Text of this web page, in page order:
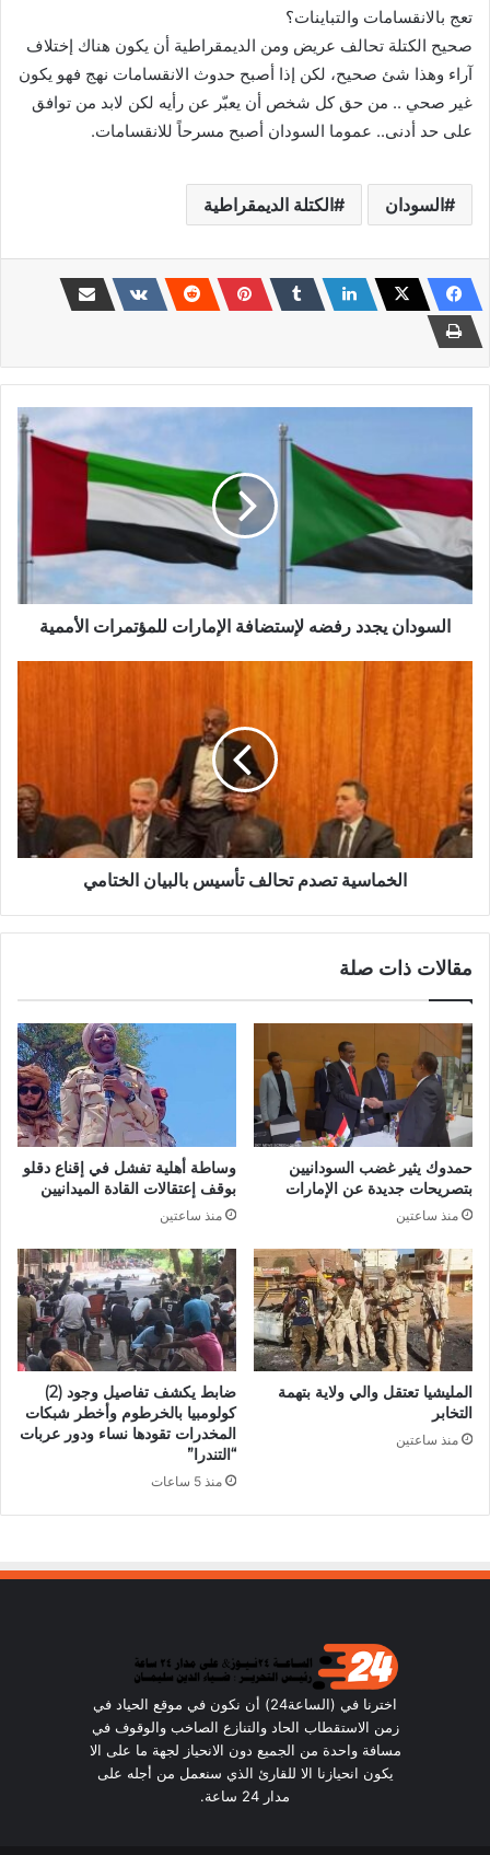
تعج بالانقسامات والتباينات؟
صحيح الكتلة تحالف عريض ومن الديمقراطية أن يكون هناك إختلاف
آراء وهذا شئ صحيح، لكن إذا أصبح حدوث الانقسامات نهج فهو يكون
غير صحي .. من حق كل شخص أن يعبّر عن رأيه لكن لابد من توافق
على حد أدنى.. عموما السودان أصبح مسرحاً للانقسامات.
السودان الكتلة الديمقراطية
لإستضافة
الإمارات
للمؤتمرات
الأممية
السودان يجدد رفضه لإستضافة الإمارات للمؤتمرات الأممية
الختامي
الخماسية تصدم تحالف تأسيس بالبيان الختامي
مقالات ذات صلة
حمدوك يثير غضب السودانيين
بتصريحات جديدة عن الإمارات
منذ ساعتين
وساطة أهلية تفشل في إقناع دقلو
بوقف إعتقالات القادة الميدانيين
منذ ساعتين
المليشيا تعتقل والي ولاية بتهمة
التخابر
منذ ساعتين
ضابط يكشف تفاصيل وجود (2)
كولومبيا بالخرطوم وأخطر شبكات
المخدرات تقودها نساء ودور عربات
“التندرا”
منذ 5 ساعات
اخترنا في (الساعة24) أن نكون في موقع الحياد في
زمن الاستقطاب الحاد والتنازع الصاخب والوقوف في
مسافة واحدة من الجميع دون الانحياز لجهة ما على الا
يكون انحيازنا الا للقارئ الذي سنعمل من أجله على
مدار 24 ساعة.